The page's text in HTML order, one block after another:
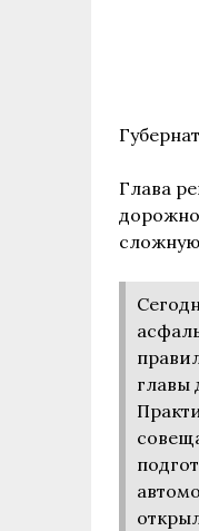
Глава
главы